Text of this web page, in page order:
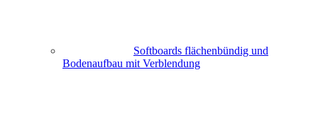
Softboards flächenbündig und
Bodenaufbau mit Verblendung